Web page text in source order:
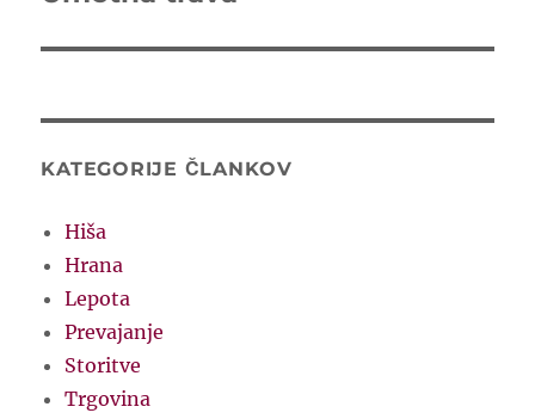
KATEGORIJE ČLANKOV
Hiša
Hrana
Lepota
Prevajanje
Storitve
Trgovina